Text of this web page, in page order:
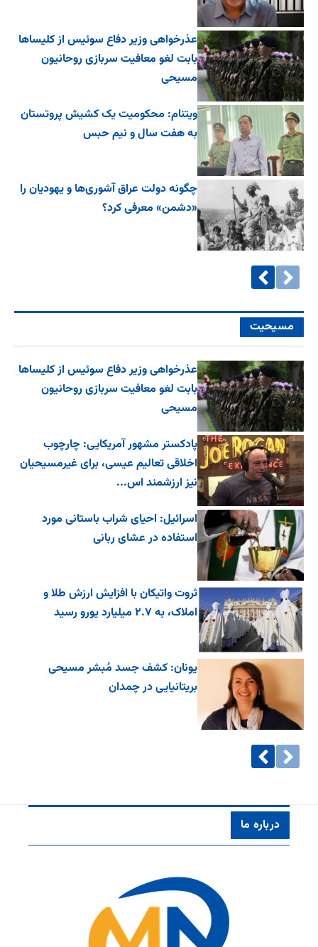
عذرخواهی وزیر دفاع سوئیس از کلیساها
بابت لغو معافیت سربازی روحانیون
مسیحی
ویتنام: محکومیت یک کشیش پروتستان
به هفت سال و نیم حبس
چگونه دولت عراق آشوری‌ها و یهودیان را
«دشمن» معرفی کرد؟
مسیحیت
عذرخواهی وزیر دفاع سوئیس از کلیساها
بابت لغو معافیت سربازی روحانیون
مسیحی
پادکستر مشهور آمریکایی: چارچوب
اخلاقی تعالیم عیسی، برای غیرمسیحیان
نیز ارزشمند اس...
اسرائیل: احیای شراب باستانی مورد
استفاده در عشای ربانی
ثروت واتیکان با افزایش ارزش طلا و
املاک، به ۲.۷ میلیارد یورو رسید
یونان: کشف جسد مُبشر مسیحی
بریتانیایی در چمدان
درباره ما